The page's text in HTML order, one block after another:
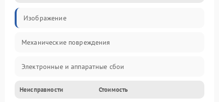
Изображение
Механические повреждения
Электронные и аппаратные сбои
Неисправности сенсора и оптики
Неисправности Стоимость